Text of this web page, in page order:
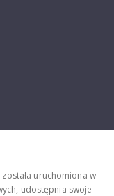
uruchomiona w
udostępnia swoje